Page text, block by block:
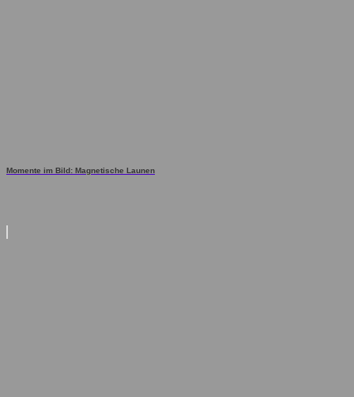
Momente im Bild: Magnetische Launen